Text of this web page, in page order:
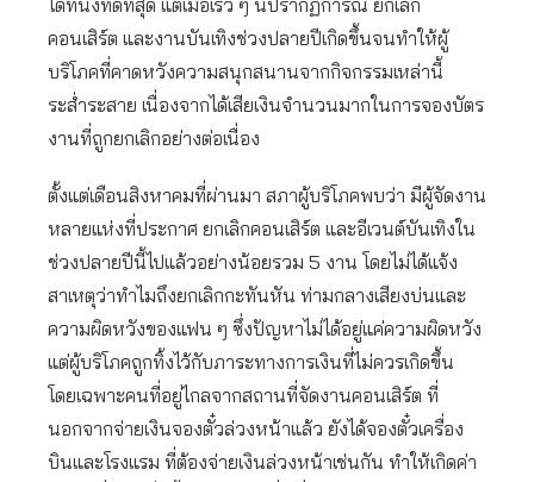
ได้ที่นั่งที่ดีที่สุด แต่เมื่อเร็ว ๆ นี้ปรากฏการณ์ ยกเลิก
คอนเสิร์ต และงานบันเทิงช่วงปลายปีเกิดขึ้นจนทำให้ผู้
บริโภคที่คาดหวังความสนุกสนานจากกิจกรรมเหล่านี้
ระส่ำระสาย เนื่องจากได้เสียเงินจำนวนมากในการจองบัตร
งานที่ถูกยกเลิกอย่างต่อเนื่อง
ตั้งแต่เดือนสิงหาคมที่ผ่านมา สภาผู้บริโภคพบว่า มีผู้จัดงาน
หลายแห่งที่ประกาศ ยกเลิกคอนเสิร์ต และอีเวนต์บันเทิงใน
ช่วงปลายปีนี้ไปแล้วอย่างน้อยรวม 5 งาน โดยไม่ได้แจ้ง
สาเหตุว่าทำไมถึงยกเลิกกะทันหัน ท่ามกลางเสียงบ่นและ
ความผิดหวังของแฟน ๆ ซึ่งปัญหาไม่ได้อยู่แค่ความผิดหวัง
แต่ผู้บริโภคถูกทิ้งไว้กับภาระทางการเงินที่ไม่ควรเกิดขึ้น
โดยเฉพาะคนที่อยู่ไกลจากสถานที่จัดงานคอนเสิร์ต ที่
นอกจากจ่ายเงินจองตั๋วล่วงหน้าแล้ว ยังได้จองตั๋วเครื่อง
บินและโรงแรม ที่ต้องจ่ายเงินล่วงหน้าเช่นกัน ทำให้เกิดค่า